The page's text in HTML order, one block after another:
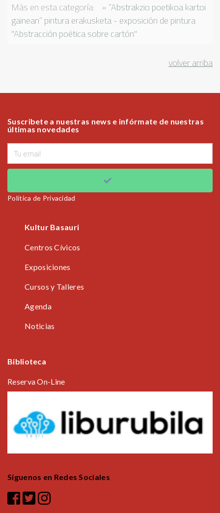
Más en esta categoría:
« “Abstrakzio poetikoa kartoi
gainean” pintura erakusketa - exposición de pintura
"Abstracción poética sobre cartón"
volver arriba
Suscribete a nuestras news e infórmate de nuestras
últimas novedades
Política de Privacidad
Kultur Basauri
Centros Cívicos
Exposiciones
Cursos y Talleres
Agenda
Noticias
Biblioteca
Reserva On-Line
Síguenos en Redes Sociales